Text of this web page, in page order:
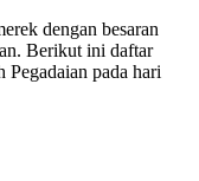
dengan besaran
Berikut ini daftar
Pegadaian pada hari